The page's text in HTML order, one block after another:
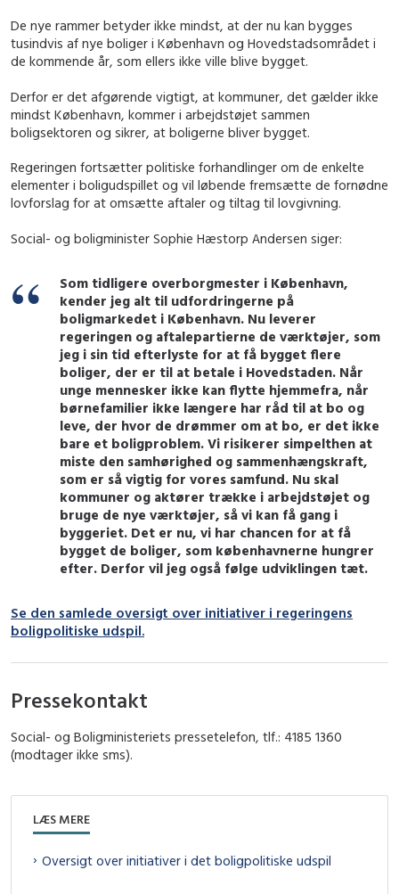
De nye rammer betyder ikke mindst, at der nu kan bygges
tusindvis af nye boliger i København og Hovedstadsområdet i
de kommende år, som ellers ikke ville blive bygget.
Derfor er det afgørende vigtigt, at kommuner, det gælder ikke
mindst København, kommer i arbejdstøjet sammen
boligsektoren og sikrer, at boligerne bliver bygget.
Regeringen fortsætter politiske forhandlinger om de enkelte
elementer i boligudspillet og vil løbende fremsætte de fornødne
lovforslag for at omsætte aftaler og tiltag til lovgivning.
Social- og boligminister Sophie Hæstorp Andersen siger:
Som tidligere overborgmester i København,
kender jeg alt til udfordringerne på
boligmarkedet i København. Nu leverer
regeringen og aftalepartierne de værktøjer, som
jeg i sin tid efterlyste for at få bygget flere
boliger, der er til at betale i Hovedstaden. Når
unge mennesker ikke kan flytte hjemmefra, når
børnefamilier ikke længere har råd til at bo og
leve, der hvor de drømmer om at bo, er det ikke
bare et boligproblem. Vi risikerer simpelthen at
miste den samhørighed og sammenhængskraft,
som er så vigtig for vores samfund. Nu skal
kommuner og aktører trække i arbejdstøjet og
bruge de nye værktøjer, så vi kan få gang i
byggeriet. Det er nu, vi har chancen for at få
bygget de boliger, som københavnerne hungrer
efter. Derfor vil jeg også følge udviklingen tæt.
Se den samlede oversigt over initiativer i regeringens
boligpolitiske udspil.
Pressekontakt
Social- og Boligministeriets pressetelefon, tlf.: 4185 1360
(modtager ikke sms).
LÆS MERE
Oversigt over initiativer i det boligpolitiske udspil